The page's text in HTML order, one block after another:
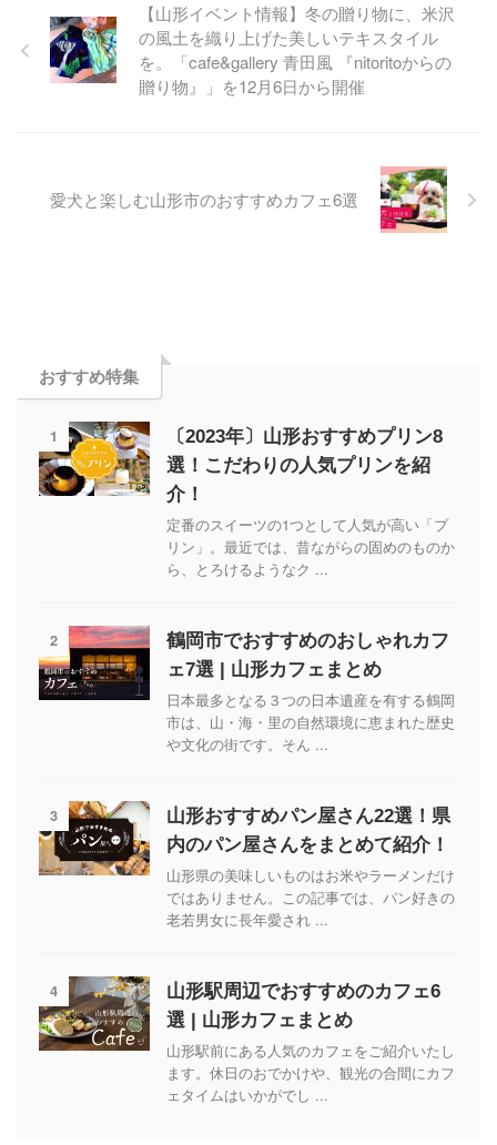
【山形イベント情報】冬の贈り物に、米沢
の風土を織り上げた美しいテキスタイル
を。「cafe&gallery 青田風 『nitoritoからの
贈り物』」を12月6日から開催
愛犬と楽しむ山形市のおすすめカフェ6選
おすすめ特集
1
〔2023年〕山形おすすめプリン8
選！こだわりの人気プリンを紹
介！
定番のスイーツの1つとして人気が高い「プ
リン」。最近では、昔ながらの固めのものか
ら、とろけるようなク ...
2
鶴岡市でおすすめのおしゃれカフ
ェ7選 | 山形カフェまとめ
日本最多となる３つの日本遺産を有する鶴岡
市は、山・海・里の自然環境に恵まれた歴史
や文化の街です。そん ...
3
山形おすすめパン屋さん22選！県
内のパン屋さんをまとめて紹介！
山形県の美味しいものはお米やラーメンだけ
ではありません。この記事では、パン好きの
老若男女に長年愛され ...
4
山形駅周辺でおすすめのカフェ6
選 | 山形カフェまとめ
山形駅前にある人気のカフェをご紹介いたし
ます。休日のおでかけや、観光の合間にカフ
ェタイムはいかがでし ...